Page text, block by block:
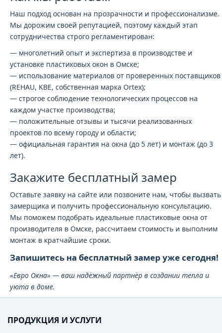
Наш подход основан на прозрачности и профессионализме.
Мы дорожим своей репутацией, поэтому каждый этап
сотрудничества строго регламентирован:
— многолетний опыт и экспертиза в производстве и
установке пластиковых окон в Омске;
— использование материалов от проверенных поставщиков
(REHAU, KBE, собственная марка Ortex);
— строгое соблюдение технологических процессов на
каждом участке производства;
— положительные отзывы и тысячи реализованных
проектов по всему городу и области;
— официальная гарантия на окна (до 5 лет) и монтаж (до 3
лет).
Закажите бесплатный замер
Оставьте заявку на сайте или позвоните нам, чтобы вызвать
замерщика и получить профессиональную консультацию.
Мы поможем подобрать идеальные пластиковые окна от
производителя в Омске, рассчитаем стоимость и выполним
монтаж в кратчайшие сроки.
Запишитесь на бесплатный замер уже сегодня!
«Евро Окна» — ваш надёжный партнёр в создании тепла и
уюта в доме.
ПРОДУКЦИЯ И УСЛУГИ